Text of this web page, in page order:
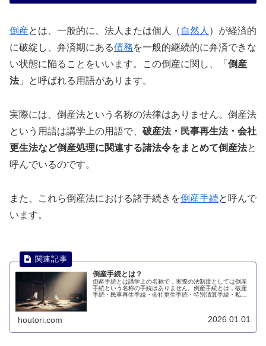
倒産とは、一般的に、法人または個人（ 自然人 ）が経済的
に破綻し、弁済期にある債務を一般的継続的に弁済できな
い状態に陥ることをいいます。この倒産に関し、「 倒産
法」と呼ばれる用語があります。
実際には、倒産法という名称の法律はありません。倒産法
という用語は講学上の用語で、 破産法・民事再生法・会社
更生法など倒産処理に関連する諸法令をまとめて倒産法と
呼んでいるのです。
また、これら倒産法における諸手続きを倒産手続と呼んで
います。
倒産手続とは？
倒産手続とは講学上の名称で，実際の法制度としては倒産
手続という名称の手続はありません。倒産手続とは，破産
手続・民事再生手続・会社更生手続・特別清算手続・私的
houtori.com 2026.01.01